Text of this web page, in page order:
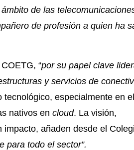
de las
de profesión a quien ha
“por su papel clave
y servicios de
especialmente en el
nativos en cloud. La visión,
añaden desde el
para todo el sector”.